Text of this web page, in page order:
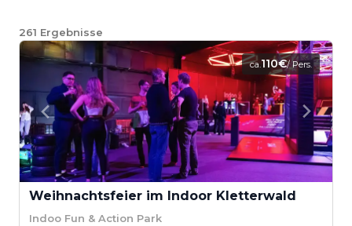
261 Ergebnisse
ca.110€/ Pers.
Weihnachtsfeier im Indoor Kletterwald
Indoo Fun & Action Park